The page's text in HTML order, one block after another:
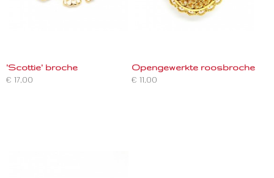
'Scottie' broche
€ 17,00
Opengewerkte roosbroche
€ 11,00